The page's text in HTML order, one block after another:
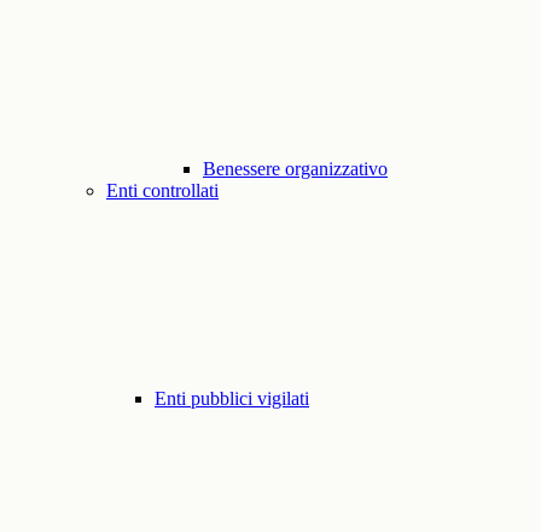
Benessere organizzativo
Enti controllati
Enti pubblici vigilati